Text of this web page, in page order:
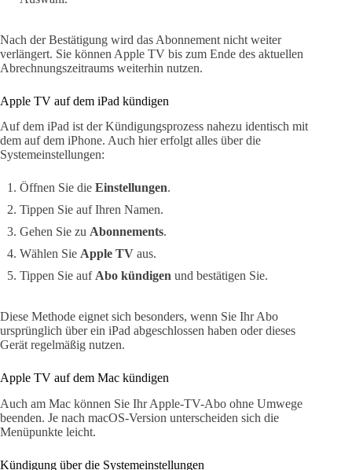
Nach der Bestätigung wird das Abonnement nicht weiter
verlängert. Sie können Apple TV bis zum Ende des aktuellen
Abrechnungszeitraums weiterhin nutzen.
Apple TV auf dem iPad kündigen
Auf dem iPad ist der Kündigungsprozess nahezu identisch mit
dem auf dem iPhone. Auch hier erfolgt alles über die
Systemeinstellungen:
Öffnen Sie die Einstellungen.
Tippen Sie auf Ihren Namen.
Gehen Sie zu Abonnements.
Wählen Sie Apple TV aus.
Tippen Sie auf Abo kündigen und bestätigen Sie.
Diese Methode eignet sich besonders, wenn Sie Ihr Abo
ursprünglich über ein iPad abgeschlossen haben oder dieses
Gerät regelmäßig nutzen.
Apple TV auf dem Mac kündigen
Auch am Mac können Sie Ihr Apple-TV-Abo ohne Umwege
beenden. Je nach macOS-Version unterscheiden sich die
Menüpunkte leicht.
Kündigung über die Systemeinstellungen